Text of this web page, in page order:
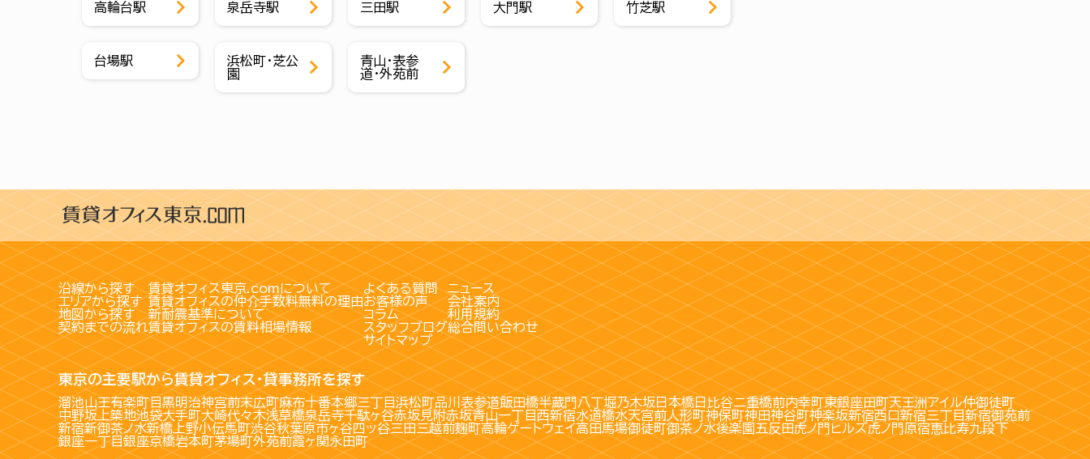
高輪台駅 泉岳寺駅 三田駅 大門駅 竹芝駅
台場駅
浜松町・芝公
園
青山・表参
道・外苑前
沿線から探す
エリアから探す
地図から探す
契約までの流れ
賃貸オフィス東京.comについて
賃貸オフィスの仲介手数料無料の理由
新耐震基準について
賃貸オフィスの賃料相場情報
よくある質問
お客様の声
コラム
スタッフブログ
サイトマップ
ニュース
会社案内
利用規約
総合問い合わせ
東京の主要駅から賃貸オフィス・貸事務所を探す
溜池山王有楽町目黒明治神宮前末広町麻布十番本郷三丁目浜松町品川表参道飯田橋半蔵門八丁堀乃木坂日本橋日比谷二重橋前内幸町東銀座田町天王洲アイル仲御徒町
中野坂上築地池袋大手町大崎代々木浅草橋泉岳寺千駄ヶ谷赤坂見附赤坂青山一丁目 西新宿水道橋水天宮前 人形町神保町神田神谷町神楽坂新宿西口新宿三丁目新宿御苑前
新宿新御茶ノ水新橋上野小伝馬町渋谷秋葉原市ヶ谷四ッ谷三田三越前麹町高輪ゲートウェイ高田馬場御徒町御茶ノ水後楽園五反田虎ノ門ヒルズ虎ノ門原宿恵比寿九段下
銀座一丁目銀座京橋岩本町茅場町外苑前霞ヶ関永田町